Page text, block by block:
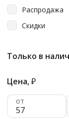
Распродажа
Скидки
Только в
Цена,₽
от